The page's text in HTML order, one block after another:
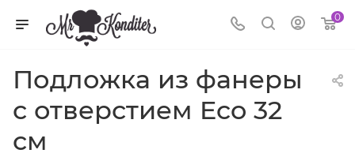
0
Подложка из фанеры
с отверстием Eco 32
см